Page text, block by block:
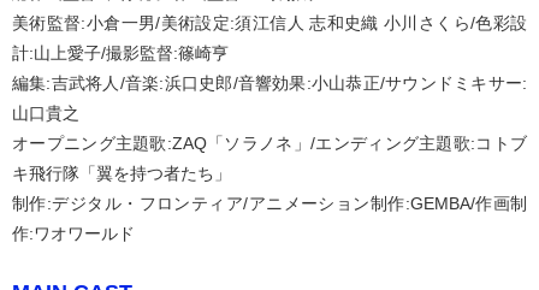
美術監督:小倉一男/美術設定:須江信人 志和史織 小川さくら/色彩設
計:山上愛子/撮影監督:篠崎亨
編集:吉武将人/音楽:浜口史郎/音響効果:小山恭正/サウンドミキサー:
山口貴之
オープニング主題歌:ZAQ「ソラノネ」/エンディング主題歌:コトブ
キ飛行隊「翼を持つ者たち」
制作:デジタル・フロンティア/アニメーション制作:GEMBA/作画制
作:ワオワールド